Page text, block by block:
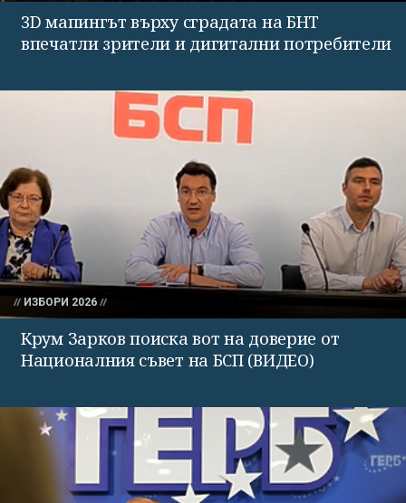
3D мапингът върху сградата на БНТ
впечатли зрители и дигитални потребители
ИЗБОРИ 2026
Крум Зарков поиска вот на доверие от
Националния съвет на БСП (ВИДЕО)